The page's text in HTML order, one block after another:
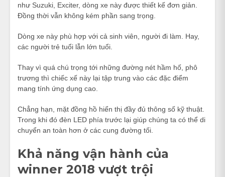
như Suzuki, Exciter, dòng xe này được thiết kế đơn giản.
Đồng thời vẫn không kém phần sang trọng.
Dòng xe này phù hợp với cả sinh viên, người đi làm. Hay,
các người trẻ tuổi lẫn lớn tuổi.
Thay vì quá chú trọng tới những đường nét hầm hố, phô
trương thì chiếc xế này lại tập trung vào các đặc điểm
mang tính ứng dụng cao.
Chẳng hạn, mặt đồng hồ hiển thị đầy đủ thông số kỹ thuật.
Trong khi đó đèn LED phía trước lại giúp chúng ta có thể di
chuyển an toàn hơn ở các cung đường tối.
Khả năng vận hành của
winner 2018 vượt trội